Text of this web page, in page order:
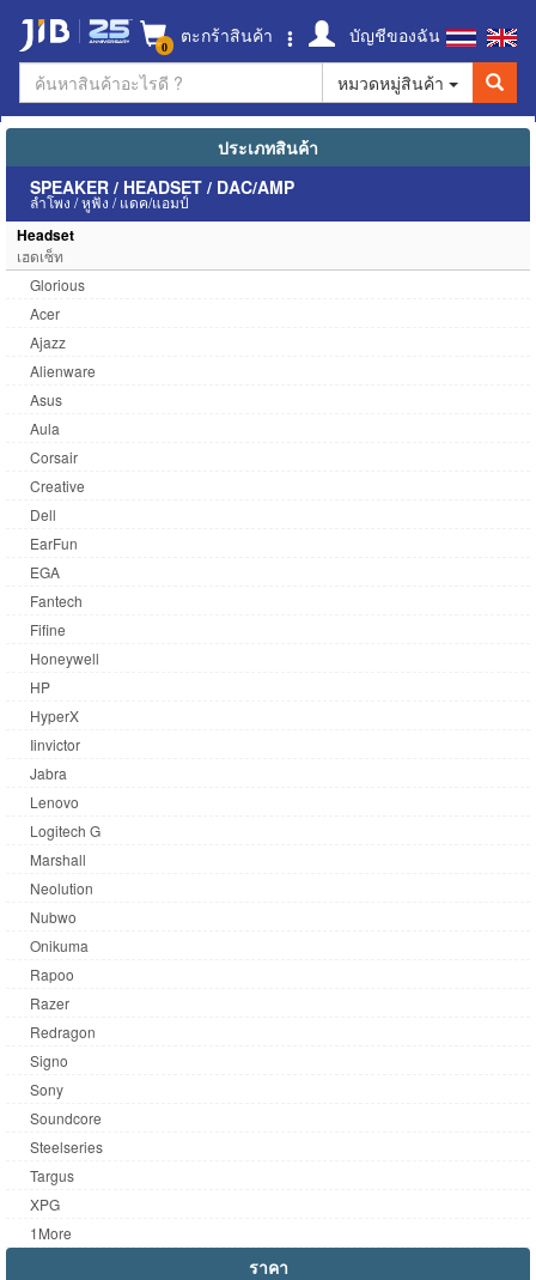
0 ตะกร้าสินค้า
บัญชีของฉัน
หมวดหมู่สินค้า
ประเภทสินค้า
SPEAKER / HEADSET / DAC/AMP
ลำโพง / หูฟัง / แดค/แอมป์
Headset
เฮดเซ็ท
Glorious
Acer
Ajazz
Alienware
Asus
Aula
Corsair
Creative
Dell
EarFun
EGA
Fantech
Fifine
Honeywell
HP
HyperX
Iinvictor
Jabra
Lenovo
Logitech G
Marshall
Neolution
Nubwo
Onikuma
Rapoo
Razer
Redragon
Signo
Sony
Soundcore
Steelseries
Targus
XPG
1More
ราคา